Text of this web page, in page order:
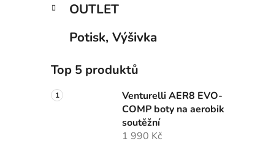
OUTLET
Potisk, Výšivka
Top 5 produktů
Venturelli AER8 EVO-
COMP boty na aerobik
soutěžní
1 990 Kč